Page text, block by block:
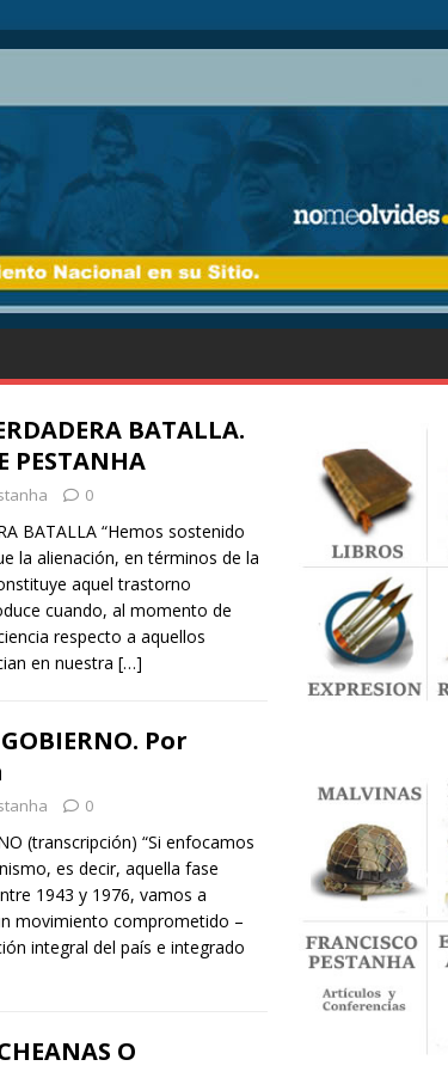
BATALLA.
PESTANHA
0
BATALLA “Hemos sostenido
la alienación, en términos de la
aquel trastorno
cuando, al momento de
respecto a aquellos
en nuestra […]
Por
0
(transcripción) “Si enfocamos
es decir, aquella fase
1943 y 1976, vamos a
movimiento comprometido –
integral del país e integrado
O